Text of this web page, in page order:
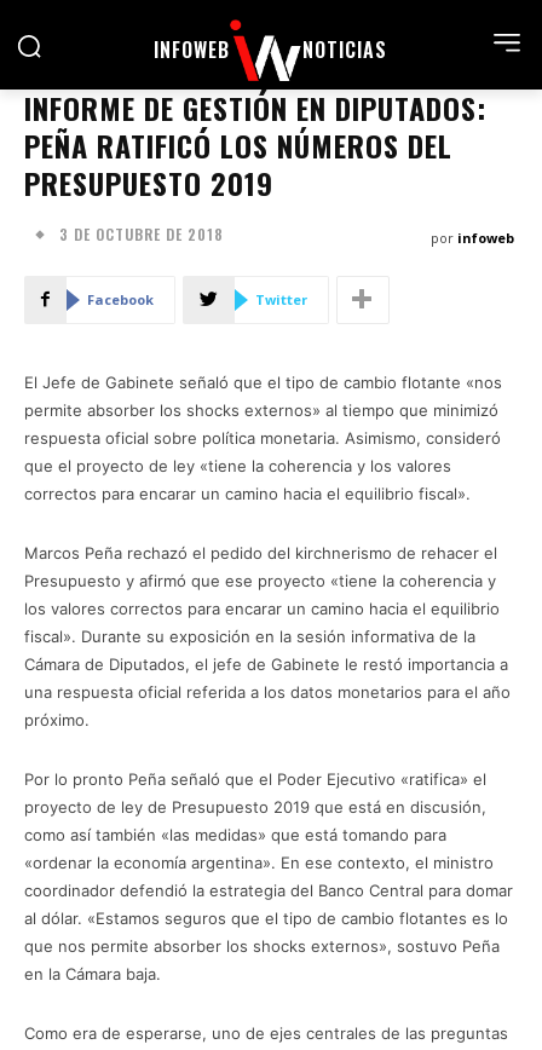
INFOWEB NOTICIAS
INFORME DE GESTIÓN EN DIPUTADOS:
PEÑA RATIFICÓ LOS NÚMEROS DEL
PRESUPUESTO 2019
3 DE OCTUBRE DE 2018 por infoweb
Facebook Twitter
El Jefe de Gabinete señaló que el tipo de cambio flotante «nos
permite absorber los shocks externos» al tiempo que minimizó
respuesta oficial sobre política monetaria. Asimismo, consideró
que el proyecto de ley «tiene la coherencia y los valores
correctos para encarar un camino hacia el equilibrio fiscal».
Marcos Peña rechazó el pedido del kirchnerismo de rehacer el
Presupuesto y afirmó que ese proyecto «tiene la coherencia y
los valores correctos para encarar un camino hacia el equilibrio
fiscal». Durante su exposición en la sesión informativa de la
Cámara de Diputados, el jefe de Gabinete le restó importancia a
una respuesta oficial referida a los datos monetarios para el año
próximo.
Por lo pronto Peña señaló que el Poder Ejecutivo «ratifica» el
proyecto de ley de Presupuesto 2019 que está en discusión,
como así también «las medidas» que está tomando para
«ordenar la economía argentina». En ese contexto, el ministro
coordinador defendió la estrategia del Banco Central para domar
al dólar. «Estamos seguros que el tipo de cambio flotantes es lo
que nos permite absorber los shocks externos», sostuvo Peña
en la Cámara baja.
Como era de esperarse, uno de ejes centrales de las preguntas